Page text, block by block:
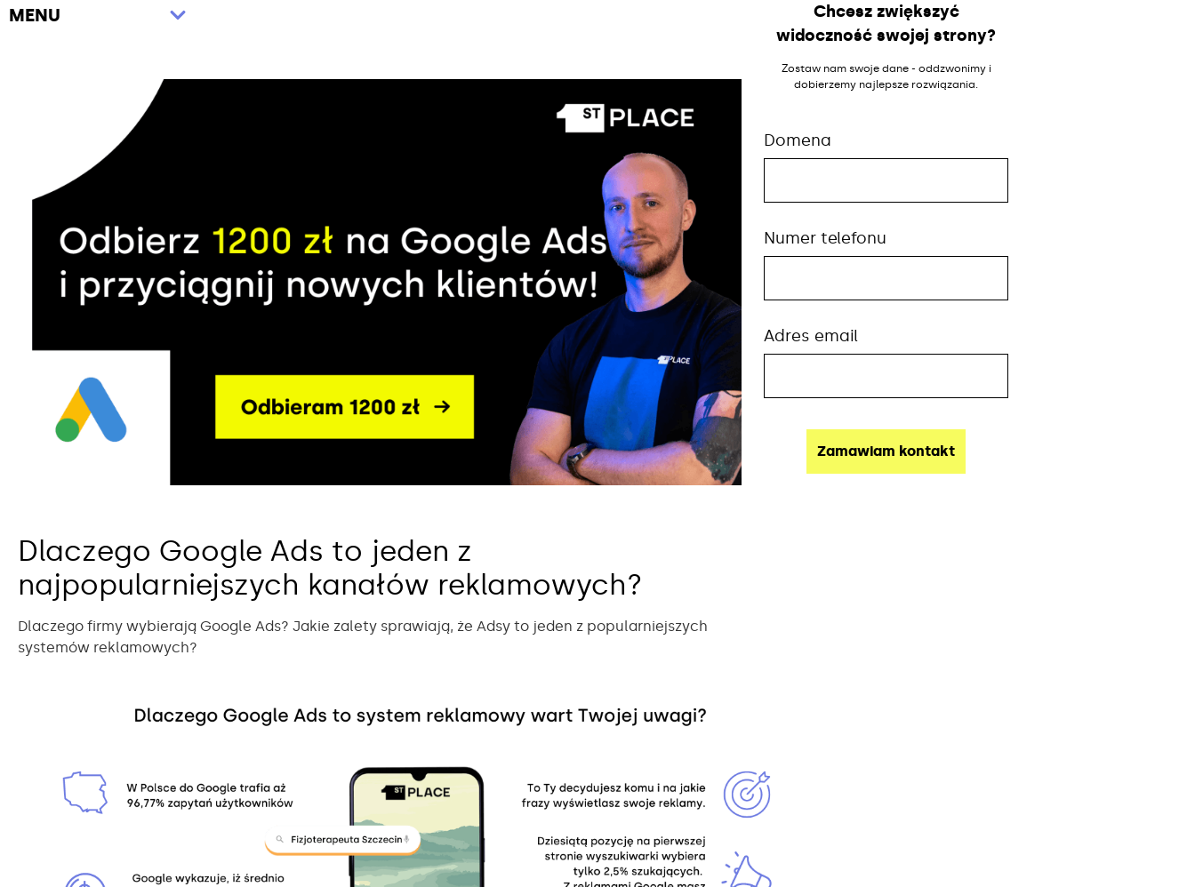
MENU
Dlaczego Google Ads to jeden z
najpopularniejszych kanałów reklamowych?
Dlaczego firmy wybierają Google Ads? Jakie zalety sprawiają, że Adsy to jeden z popularniejszych
systemów reklamowych?
Chcesz zwiększyć
widoczność swojej strony?
Zostaw nam swoje dane - oddzwonimy i
dobierzemy najlepsze rozwiązania.
Domena
Numer telefonu
Adres email